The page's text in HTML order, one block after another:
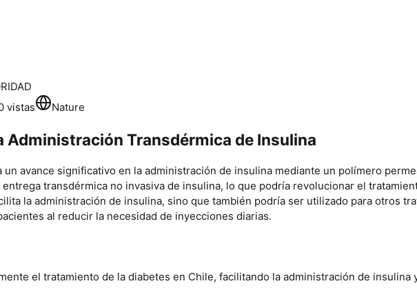
vistas Nature
Administración Transdérmica de Insulina
avance significativo en la administración de insulina mediante un polímero
transdérmica no invasiva de insulina, lo que podría revolucionar el
la administración de insulina, sino que también podría ser utilizado para otros
al reducir la necesidad de inyecciones diarias.
el tratamiento de la diabetes en Chile, facilitando la administración de insulina